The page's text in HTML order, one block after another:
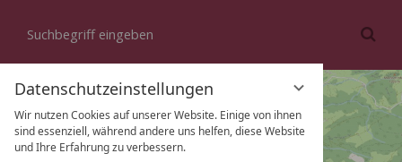
Datenschutzeinstellungen
Wir nutzen Cookies auf unserer Website. Einige von ihnen
sind essenziell, während andere uns helfen, diese Website
und Ihre Erfahrung zu verbessern.